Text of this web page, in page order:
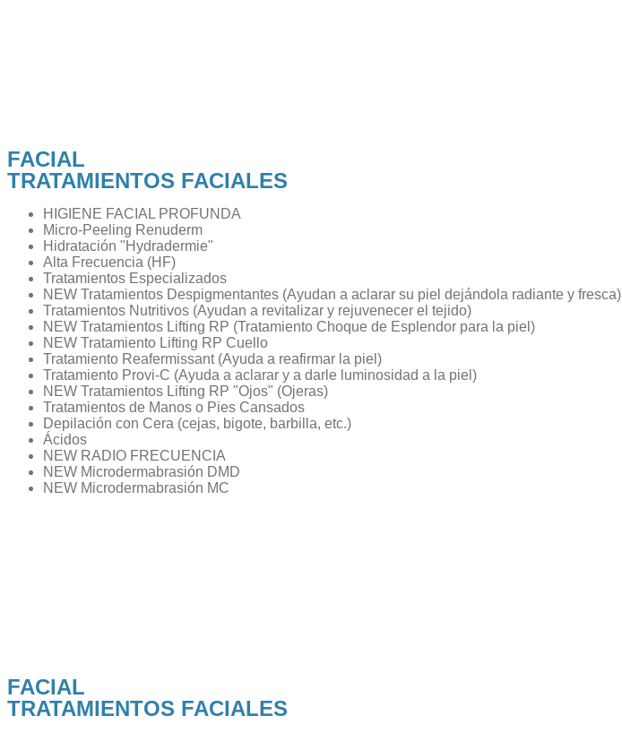
FACIAL
TRATAMIENTOS FACIALES
HIGIENE FACIAL PROFUNDA
Micro-Peeling Renuderm
Hidratación "Hydradermie"
Alta Frecuencia (HF)
Tratamientos Especializados
NEW Tratamientos Despigmentantes (Ayudan a aclarar su piel dejándola radiante y fresca)
Tratamientos Nutritivos (Ayudan a revitalizar y rejuvenecer el tejido)
NEW Tratamientos Lifting RP (Tratamiento Choque de Esplendor para la piel)
NEW Tratamiento Lifting RP Cuello
Tratamiento Reafermissant (Ayuda a reafirmar la piel)
Tratamiento Provi-C (Ayuda a aclarar y a darle luminosidad a la piel)
NEW Tratamientos Lifting RP "Ojos" (Ojeras)
Tratamientos de Manos o Pies Cansados
Depilación con Cera (cejas, bigote, barbilla, etc.)
Ácidos
NEW RADIO FRECUENCIA
NEW Microdermabrasión DMD
NEW Microdermabrasión MC
FACIAL
TRATAMIENTOS FACIALES